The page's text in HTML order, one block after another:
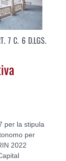
7 C. 6 D.LGS.
per la stipula
per
2022